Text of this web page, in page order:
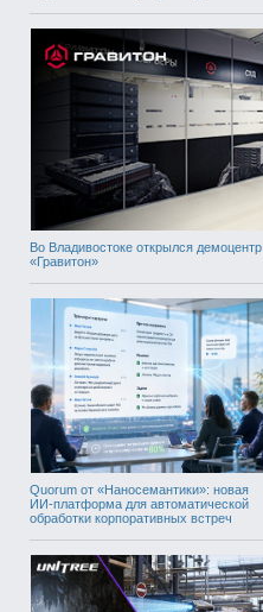
Во Владивостоке открылся демоцентр
«Гравитон»
Quorum от «Наносемантики»: новая
ИИ-платформа для автоматической
обработки корпоративных встреч